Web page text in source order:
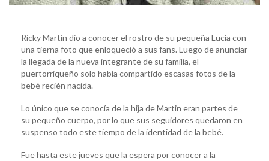
Ricky Martin dio a conocer el rostro de su pequeña Lucía con
una tierna foto que enloqueció a sus fans. Luego de anunciar
la llegada de la nueva integrante de su familia, el
puertorriqueño solo había compartido escasas fotos de la
bebé recién nacida.
Lo único que se conocía de la hija de Martin eran partes de
su pequeño cuerpo, por lo que sus seguidores quedaron en
suspenso todo este tiempo de la identidad de la bebé.
Fue hasta este jueves que la espera por conocer a la